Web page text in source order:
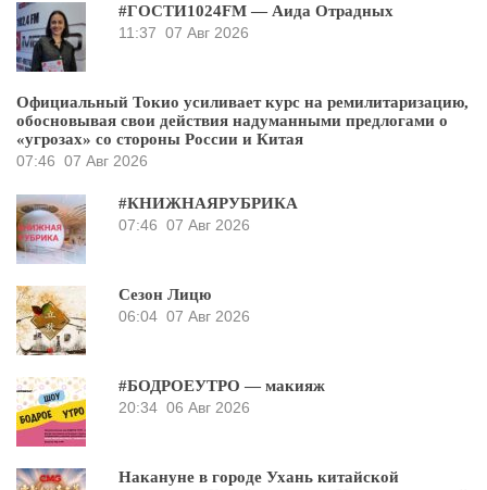
#ГОСТИ1024FM — Аида Отрадных
11:37 07 Авг 2026
Официальный Токио усиливает курс на ремилитаризацию,
обосновывая свои действия надуманными предлогами о
«угрозах» со стороны России и Китая
07:46 07 Авг 2026
#КНИЖНАЯРУБРИКА
07:46 07 Авг 2026
Сезон Лицю
06:04 07 Авг 2026
#БОДРОЕУТРО — макияж
20:34 06 Авг 2026
Накануне в городе Ухань китайской